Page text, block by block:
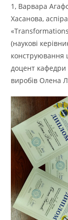
1, Варвара
Хасанова,
(наукові
конструювання
доцент кафедри
виробів Олена